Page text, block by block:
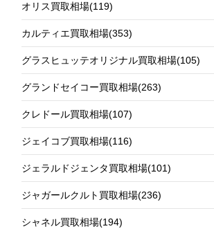
オリス買取相場(119)
カルティエ買取相場(353)
グラスヒュッテオリジナル買取相場(105)
グランドセイコー買取相場(263)
クレドール買取相場(107)
ジェイコブ買取相場(116)
ジェラルドジェンタ買取相場(101)
ジャガールクルト買取相場(236)
シャネル買取相場(194)